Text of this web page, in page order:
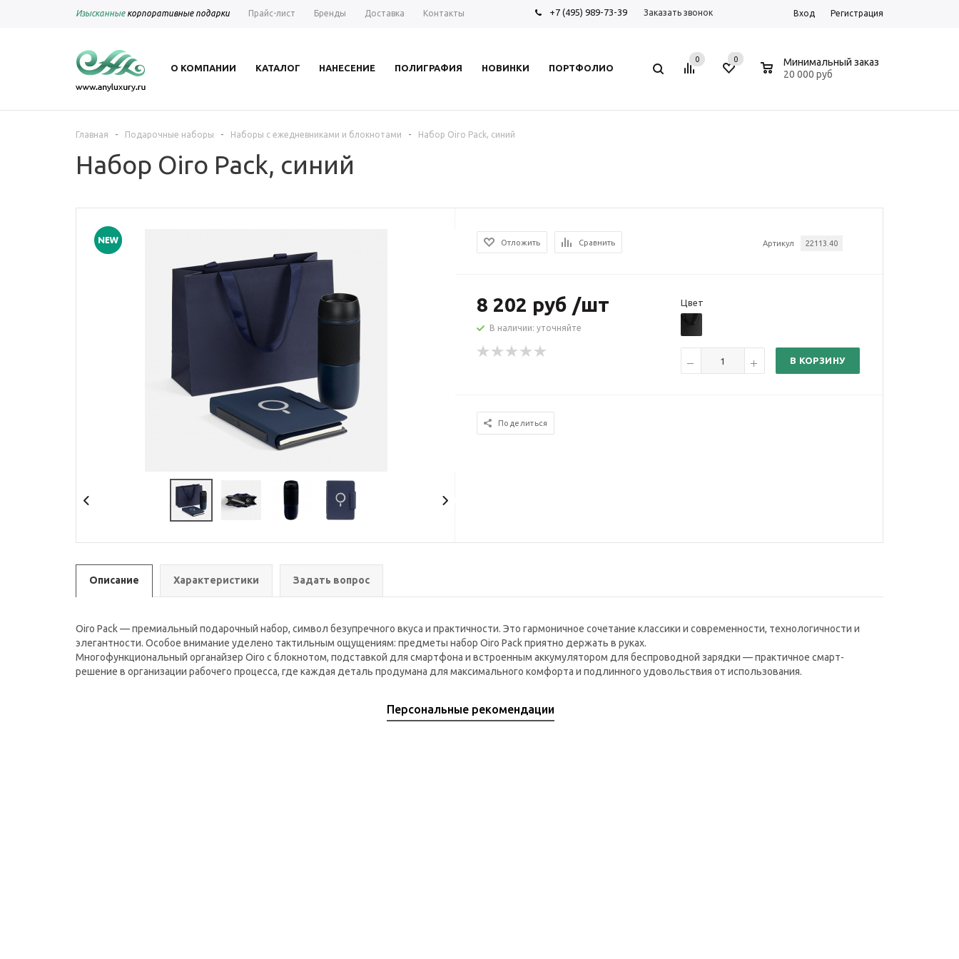
Изысканныекорпоративные подарки Прайс-лист Бренды Доставка Контакты +7 (495) 989-73-39 Заказать звонок Вход Регистрация
О КОМПАНИИ КАТАЛОГ НАНЕСЕНИЕ ПОЛИГРАФИЯ НОВИНКИ ПОРТФОЛИО
0 0
Минимальный заказ
20 000 руб
Главная - Подарочные наборы - Наборы с ежедневниками и блокнотами - Набор Oiro Pack, синий
Набор Oiro Pack, синий
Артикул 22113.40
Отложить Сравнить
8 202 руб /шт
В наличии: уточняйте
Цвет
В КОРЗИНУ
Поделиться
Описание Характеристики Задать вопрос
Oiro Pack — премиальный подарочный набор, символ безупречного вкуса и практичности. Это гармоничное сочетание классики и современности, технологичности и
элегантности. Особое внимание уделено тактильным ощущениям: предметы набор Oiro Pack приятно держать в руках.
Многофункциональный органайзер Oiro с блокнотом, подставкой для смартфона и встроенным аккумулятором для беспроводной зарядки — практичное смарт-
решение в организации рабочего процесса, где каждая деталь продумана для максимального комфорта и подлинного удовольствия от использования.
Персональные рекомендации